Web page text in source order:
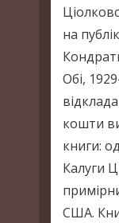
на
Обі,
кошти
книги:
Калуги
США.